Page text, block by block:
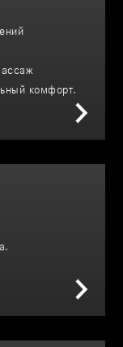
комфорт.